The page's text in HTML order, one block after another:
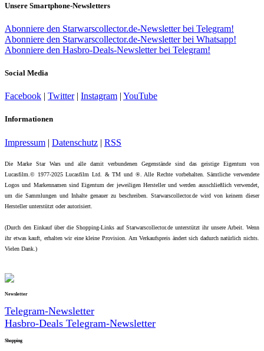
Unsere Smartphone-Newsletters
Abonniere den Starwarscollector.de-Newsletter bei Telegram!
Abonniere den Starwarscollector.de-Newsletter bei Whatsapp!
Abonniere den Hasbro-Deals-Newsletter bei Telegram!
Social Media
Facebook | Twitter| Instagram | YouTube
Informationen
Impressum | Datenschutz | RSS
Die Marke Star Wars und alle damit verbundenen Gegenstände sind das geistige Eigentum von
Lucasfilm.© 1977-2025 Lucasfilm Ltd. & TM und ®. Alle Rechte vorbehalten. Sämtliche verwendete
Logos und Markennamen sind Eigentum der jeweiligen Hersteller und werden ausschließlich verwendet,
um die Sammlungen und Inhalte genauer zu beschreiben. Starwarscollector.de wird von keinem dieser
Hersteller unterstützt oder autorisiert.
(Durch den Einkauf über die Shopping-Links auf Starwarscollector.de unterstützt ihr unsere Arbeit. Wenn
ihr etwas kauft, erhalten wir eine kleine Provision. Am Verkaufspreis ändert sich dadurch natürlich nichts.
Vielen Dank.)
Newsletter
Telegram-Newsletter
Hasbro-Deals Telegram-Newsletter
Shopping